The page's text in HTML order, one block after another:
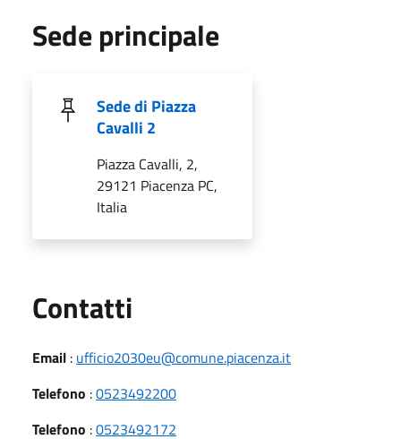
Sede principale
Sede di Piazza
Cavalli 2
Piazza Cavalli, 2,
29121 Piacenza PC,
Italia
Contatti
Email : ufficio2030eu@comune.piacenza.it
Telefono :0523492200
Telefono :0523492172